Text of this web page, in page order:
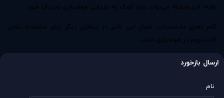
رفته، این منطقه می‌تواند برای کمک به بازیابی هوشیاری تحریک شود.
گام بعدی دانشمندان، اعمال این تاثیر در بیماران دیگر برای مشاهده نقش
کلاستروم در هوشیاری است.
ارسال بازخورد
نام